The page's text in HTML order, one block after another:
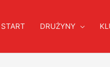
START DRUŻYNY